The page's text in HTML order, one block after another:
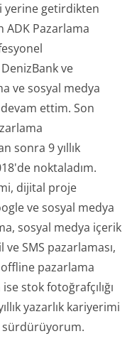
yerine getirdikten
ADK Pazarlama
ve
ve sosyal medya
ettim. Son
sonra 9 yıllık
noktaladım.
dijital proje
ve sosyal medya
sosyal medya içerik
SMS pazarlaması,
pazarlama
stok fotoğrafçılığı
yazarlık kariyerimi